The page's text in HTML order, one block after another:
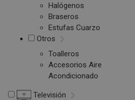
Halógenos
Braseros
Estufas Cuarzo
Otros
Toalleros
Accesorios Aire
Acondicionado
Televisión